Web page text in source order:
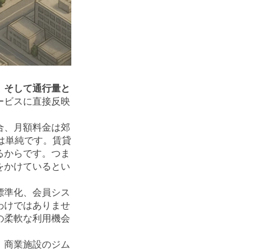
そして通行量と
ビスに直接反映
、月額料金は郊
単純です。賃貸
らです。つま
かけているとい
化、会員シス
けではありませ
柔軟な利用機会
商業施設のジム